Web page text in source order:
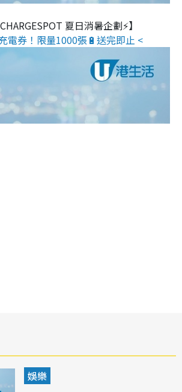
夏日消暑企劃⚡】
電券！限量1000張🔋送完即止 <
娛樂